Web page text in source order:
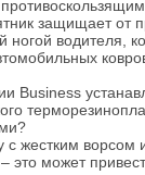
защищает от
ногой водителя,
Business
с жестким ворсом
– это может